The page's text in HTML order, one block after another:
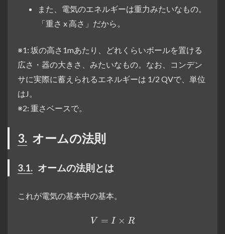
また、電気のエネルギーは重力みたいなもの。
「重さ x 高さ」だから。
※1: 坂の高さ1mあたり、どれくらいボールを置ける
広さ・器の大きさ、みたいなもの。なお、コンデン
サに実際に蓄えられるエネルギーは 1/2 QVで、単位
はJ。
※2: 重さベースで。
3. オームの法則
3.1. オームの法則とは
これが電気の基本中の基本。
V = I × R
V = I × R